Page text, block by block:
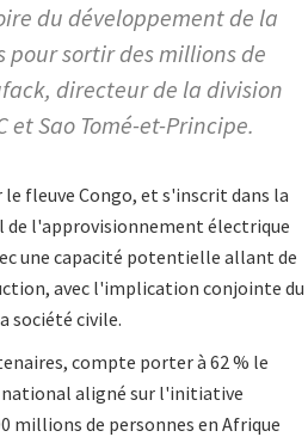
du développement de la
pour sortir des millions de
directeur de la division
Sao Tomé-et-Principe.
fleuve Congo, et s'inscrit dans la
de l'approvisionnement électrique
une capacité potentielle allant de
avec l'implication conjointe du
société civile.
compte porter à 62 % le
national aligné sur l'initiative
millions de personnes en Afrique